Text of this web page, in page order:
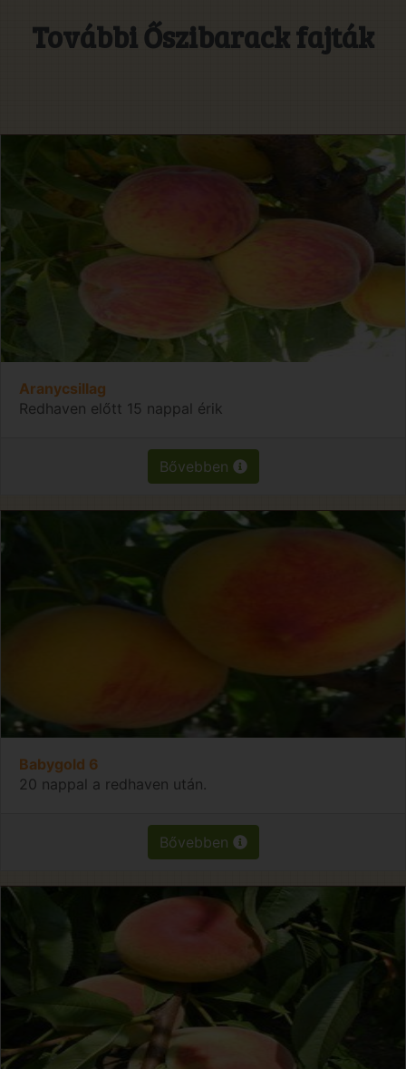
További Őszibarack fajták
Aranycsillag
Redhaven előtt 15 nappal érik
Bővebben
Babygold 6
20 nappal a redhaven után.
Bővebben